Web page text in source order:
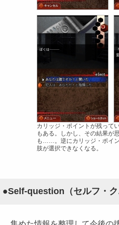
カリッジ・ポイントが残って
もある。しかし、その結果が
も……。逆にカリッジ・ポイ
肢が選択できなくなる。
●Self-question（セルフ・ク